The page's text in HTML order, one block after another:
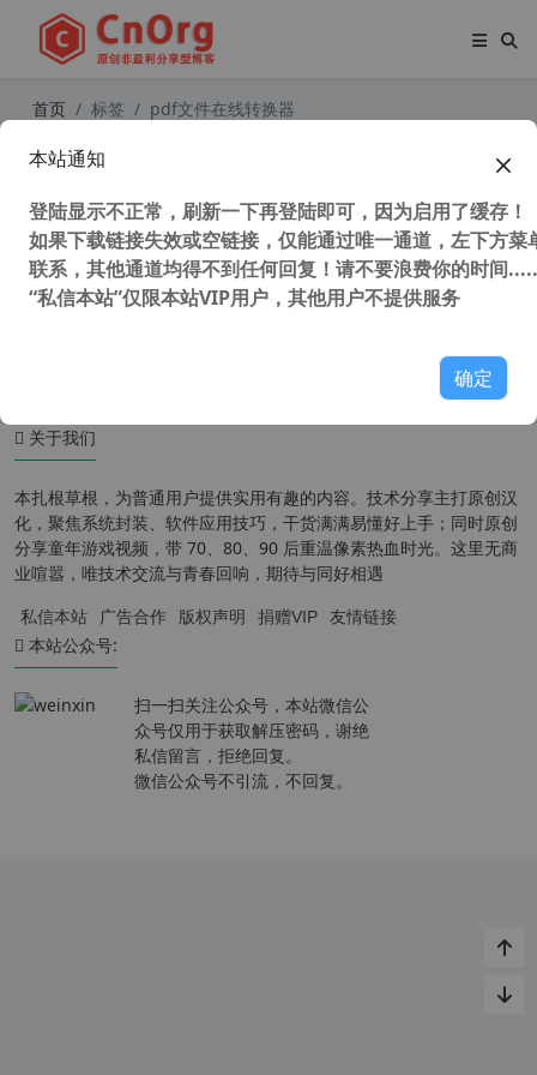
首页 标签 pdf文件在线转换器
iLovePDF 在线免费处理PDF文件的神
关于我们
本扎根草根，为普通用户提供实用有趣的内容。技术分享主打原创汉
化，聚焦系统封装、软件应用技巧，干货满满易懂好上手；同时原创
分享童年游戏视频，带 70、80、90 后重温像素热血时光。这里无商
业喧嚣，唯技术交流与青春回响，期待与同好相遇
私信本站 广告合作 版权声明 捐赠VIP 友情链接
本站公众号:
扫一扫关注公众号，本站微信公
众号仅用于获取解压密码，谢绝
私信留言，拒绝回复。
微信公众号不引流，不回复。
本站通知
登陆显示不正常，刷新一下再登陆即可，因为启用了缓存！
如果下载链接失效或空链接，仅能通过唯一通道，左下方菜
联系，其他通道均得不到任何回复！请不要浪费你的时间
“私信本站”仅限本站VIP用户，其他用户不提供服务
确定